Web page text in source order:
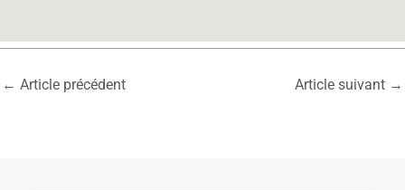
← Article précédent Article suivant →